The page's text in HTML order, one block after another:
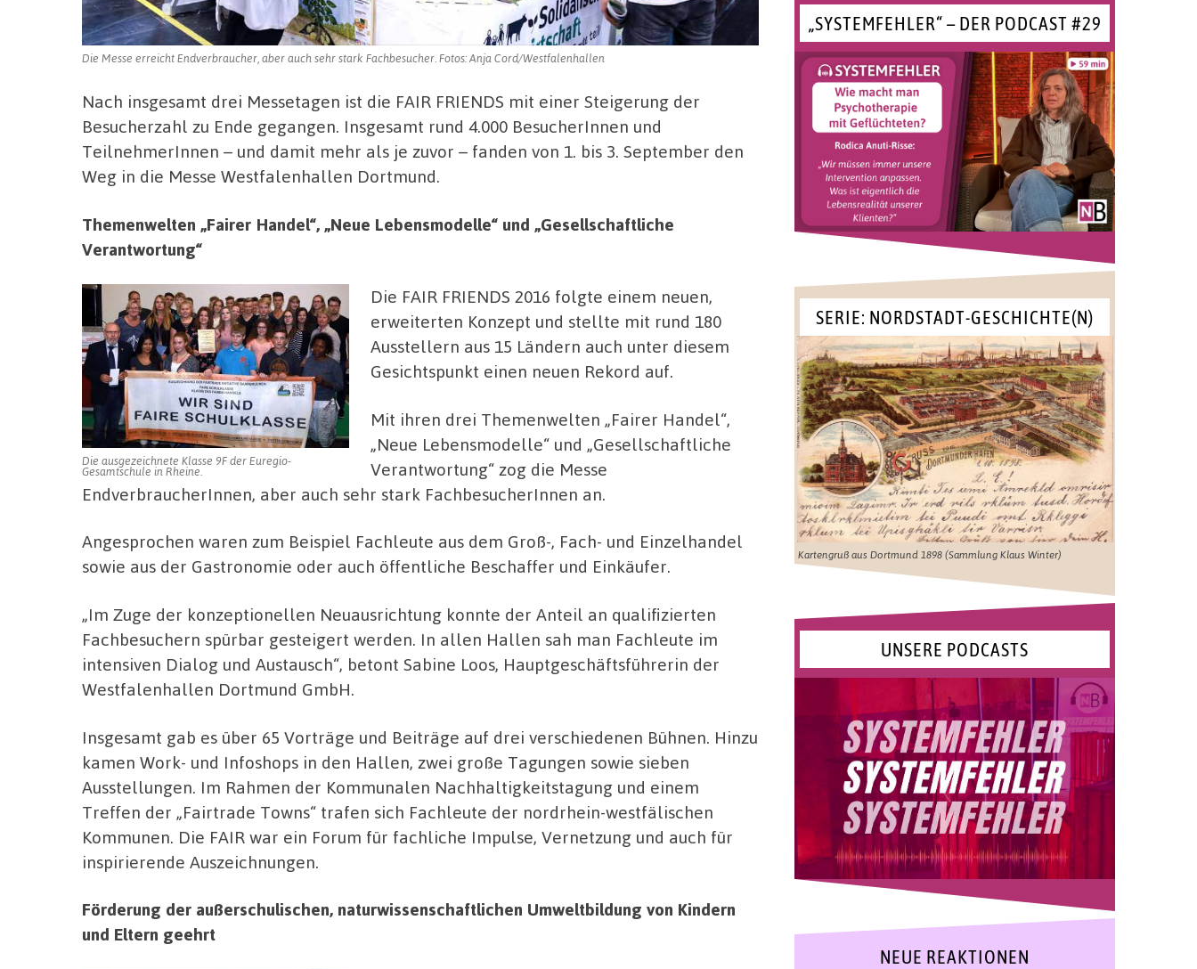
Die Messe erreicht Endverbraucher, aber auch sehr stark Fachbesucher. Fotos: Anja Cord/Westfalenhallen
Nach insgesamt drei Messetagen ist die FAIR FRIENDS mit einer Steigerung der
Besucherzahl zu Ende gegangen. Insgesamt rund 4.000 BesucherInnen und
TeilnehmerInnen – und damit mehr als je zuvor – fanden von 1. bis 3. September den
Weg in die Messe Westfalenhallen Dortmund.
Themenwelten „Fairer Handel“, „Neue Lebensmodelle“ und „Gesellschaftliche
Verantwortung“
Die ausgezeichnete Klasse 9F der Euregio-
Gesamtschule in Rheine.
Die FAIR FRIENDS 2016 folgte einem neuen,
erweiterten Konzept und stellte mit rund 180
Ausstellern aus 15 Ländern auch unter diesem
Gesichtspunkt einen neuen Rekord auf.
Mit ihren drei Themenwelten „Fairer Handel“,
„Neue Lebensmodelle“ und „Gesellschaftliche
Verantwortung“ zog die Messe
EndverbraucherInnen, aber auch sehr stark FachbesucherInnen an.
Angesprochen waren zum Beispiel Fachleute aus dem Groß-, Fach- und Einzelhandel
sowie aus der Gastronomie oder auch öffentliche Beschaffer und Einkäufer.
„Im Zuge der konzeptionellen Neuausrichtung konnte der Anteil an qualifizierten
Fachbesuchern spürbar gesteigert werden. In allen Hallen sah man Fachleute im
intensiven Dialog und Austausch“, betont Sabine Loos, Hauptgeschäftsführerin der
Westfalenhallen Dortmund GmbH.
Insgesamt gab es über 65 Vorträge und Beiträge auf drei verschiedenen Bühnen. Hinzu
kamen Work- und Infoshops in den Hallen, zwei große Tagungen sowie sieben
Ausstellungen. Im Rahmen der Kommunalen Nachhaltigkeitstagung und einem
Treffen der „Fairtrade Towns“ trafen sich Fachleute der nordrhein-westfälischen
Kommunen. Die FAIR war ein Forum für fachliche Impulse, Vernetzung und auch für
inspirierende Auszeichnungen.
Förderung der außerschulischen, naturwissenschaftlichen Umweltbildung von Kindern
und Eltern geehrt
„SYSTEMFEHLER“ – DER PODCAST #29
SERIE: NORDSTADT-GESCHICHTE(N)
Kartengruß aus Dortmund 1898 (Sammlung Klaus Winter)
UNSERE PODCASTS
NEUE REAKTIONEN